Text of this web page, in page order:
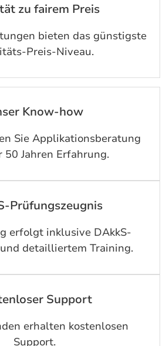
zu fairem Preis
bieten das günstigste
Preis-Niveau.
Know-how
Sie Applikationsberatung
50 Jahren Erfahrung.
Prüfungszeugnis
erfolgt inklusive DAkkS-
detailliertem Training.
Support
erhalten kostenlosen
Support.